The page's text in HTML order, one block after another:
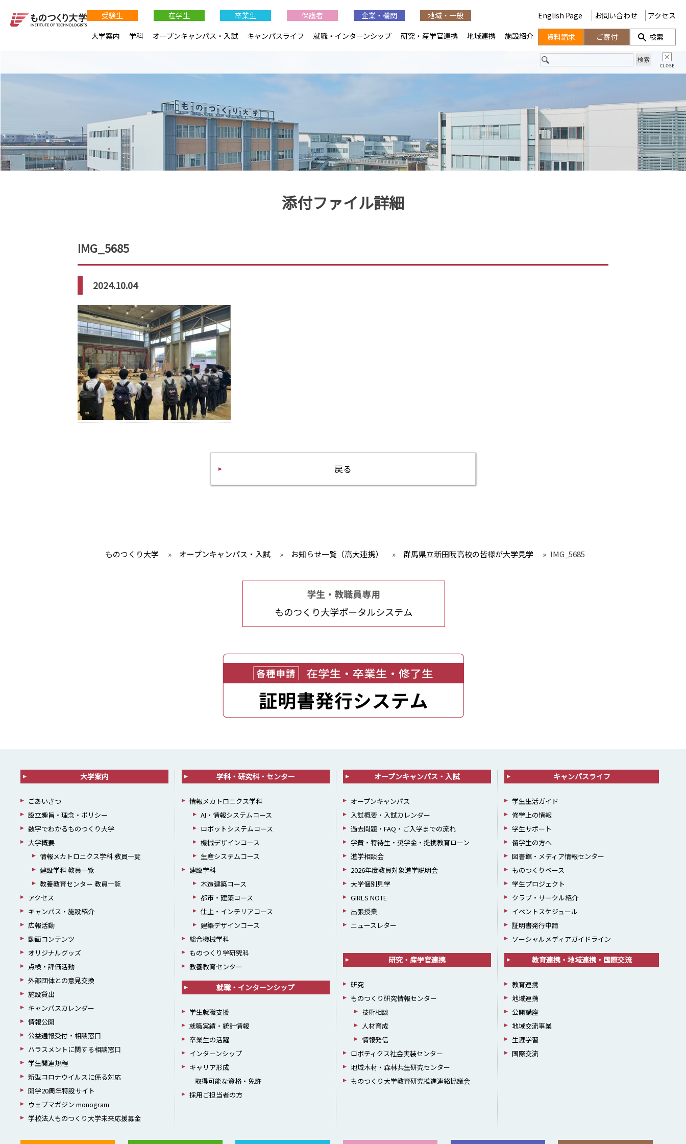
添付ファイル詳細
IMG_5685
2024.10.04
戻る
受験生 在学生 卒業生 保護者 企業・機関
地域・一般
大学案内
学科 オープンキャンパス・入試 キャンパスライフ 就職・インターンシップ 研究・産学官連携 地域連携 施設紹介
English Page お問い合わせ アクセス
資料請求 ご寄付 検索
ものつくり大学 » オープンキャンパス・入試 » お知らせ一覧（高大連携） » 群馬県立新田暁高校の皆様が大学見学 » IMG_5685
大学案内
ごあいさつ
設立趣旨・理念・ポリシー
数字でわかるものつくり大学
大学概要
情報メカトロニクス学科 教員一覧
建設学科 教員一覧
教養教育センター 教員一覧
アクセス
キャンパス・施設紹介
広報活動
動画コンテンツ
オリジナルグッズ
点検・評価活動
外部団体との意見交換
施設貸出
キャンパスカレンダー
情報公開
公益通報受付・相談窓口
ハラスメントに関する相談窓口
学生関連規程
新型コロナウイルスに係る対応
開学20周年特設サイト
ウェブマガジン monogram
学校法人ものつくり大学未来応援募金
学科・研究科・センター
情報メカトロニクス学科
AI・情報システムコース
ロボットシステムコース
機械デザインコース
生産システムコース
建設学科
木造建築コース
都市・建築コース
仕上・インテリアコース
建築デザインコース
総合機械学科
ものつくり学研究科
教養教育センター
就職・インターンシップ
学生就職支援
就職実績・統計情報
卒業生の活躍
インターンシップ
キャリア形成
取得可能な資格・免許
採用ご担当者の方
オープンキャンパス・入試
オープンキャンパス
入試概要・入試カレンダー
過去問題・FAQ・ご入学までの流れ
学費・特待生・奨学金・提携教育ローン
進学相談会
2026年度教員対象進学説明会
大学個別見学
GIRLS NOTE
出張授業
ニュースレター
研究・産学官連携
研究
ものつくり研究情報センター
技術相談
人材育成
情報発信
ロボティクス社会実装センター
地域木材・森林共生研究センター
ものつくり大学教育研究推進連絡協議会
キャンパスライフ
学生生活ガイド
修学上の情報
学生サポート
留学生の方へ
図書館・メディア情報センター
ものつくりベース
学生プロジェクト
クラブ・サークル紹介
イベントスケジュール
証明書発行申請
ソーシャルメディアガイドライン
教育連携・地域連携・国際交流
教育連携
地域連携
公開講座
地域交流事業
生涯学習
国際交流